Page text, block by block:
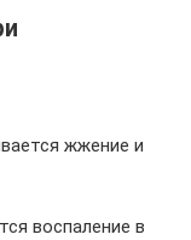
жжение и
воспаление в